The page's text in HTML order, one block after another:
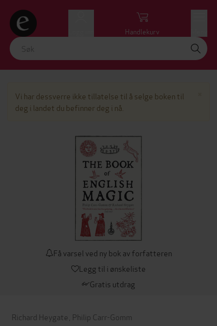
Handlekurv
Vi har dessverre ikke tillatelse til å selge boken til
deg i landet du befinner deg i nå.
Få varsel ved ny bok av forfatteren
Legg til i ønskeliste
Gratis utdrag
Richard Heygate Philip Carr-Gomm